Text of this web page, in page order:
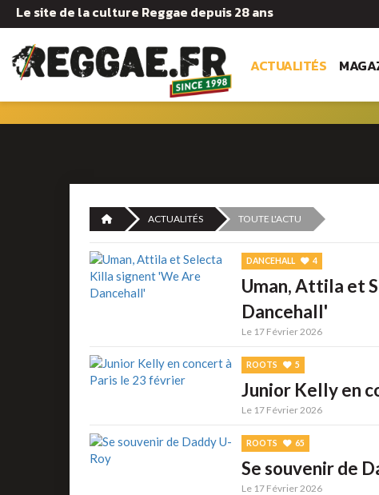
Le site de la culture Reggae depuis 28 ans
ACTUALITÉS
ACTUALITÉS TOUTE L'ACTU
DANCEHALL 4
Uman, Attila et
Dancehall'
Le 17 Février 2026
ROOTS 5
Junior Kelly en
Le 17 Février 2026
ROOTS 65
Se souvenir de
Le 17 Février 2026